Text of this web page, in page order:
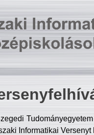
Informatikai